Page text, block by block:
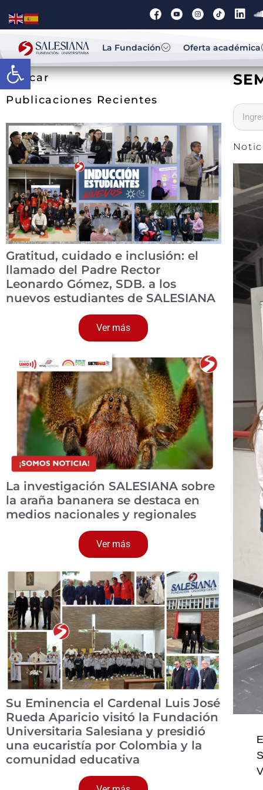
Abrir barra de herramientas
La Fundación Oferta académica
Buscar
Publicaciones Recientes
Gratitud, cuidado e inclusión: el
llamado del Padre Rector
Leonardo Gómez, SDB. a los
nuevos estudiantes de SALESIANA
Ver más
La investigación SALESIANA sobre
la araña bananera se destaca en
medios nacionales y regionales
Ver más
Su Eminencia el Cardenal Luis José
Rueda Aparicio visitó la Fundación
Universitaria Salesiana y presidió
una eucaristía por Colombia y la
comunidad educativa